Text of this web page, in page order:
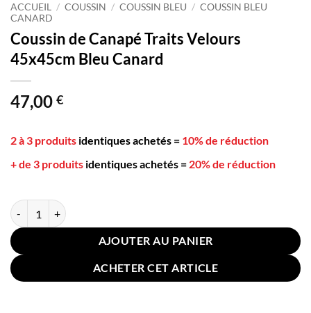
ACCUEIL / COUSSIN / COUSSIN BLEU / COUSSIN BLEU
CANARD
Coussin de Canapé Traits Velours
45x45cm Bleu Canard
47,00 €
2 à 3 produits identiques achetés = 10% de réduction
+ de 3 produits identiques achetés = 20% de réduction
quantité de Coussin de Canapé Traits Velours 45x45cm Bleu Canard
AJOUTER AU PANIER
ACHETER CET ARTICLE